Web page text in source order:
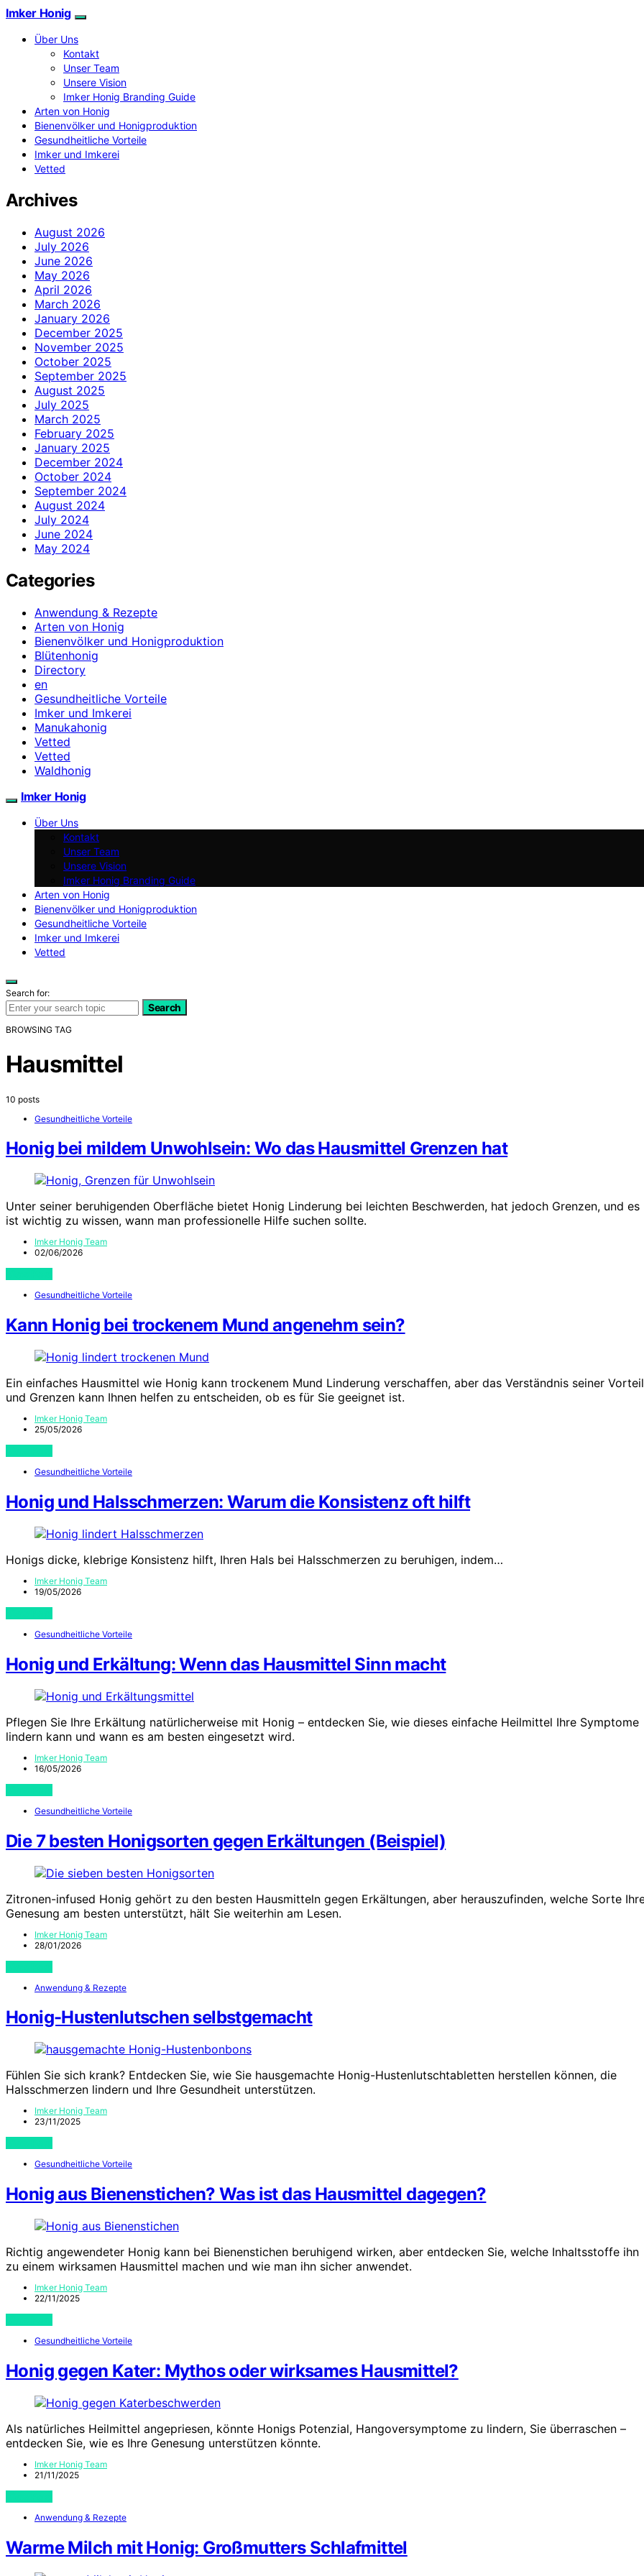
Imker Honig
Über Uns
Kontakt
Unser Team
Unsere Vision
Imker Honig Branding Guide
Arten von Honig
Bienenvölker und Honigproduktion
Gesundheitliche Vorteile
Imker und Imkerei
Vetted
Archives
August 2026
July 2026
June 2026
May 2026
April 2026
March 2026
January 2026
December 2025
November 2025
October 2025
September 2025
August 2025
July 2025
March 2025
February 2025
January 2025
December 2024
October 2024
September 2024
August 2024
July 2024
June 2024
May 2024
Categories
Anwendung & Rezepte
Arten von Honig
Bienenvölker und Honigproduktion
Blütenhonig
Directory
en
Gesundheitliche Vorteile
Imker und Imkerei
Manukahonig
Vetted
Vetted
Waldhonig
Imker Honig
Über Uns
Kontakt
Unser Team
Unsere Vision
Imker Honig Branding Guide
Arten von Honig
Bienenvölker und Honigproduktion
Gesundheitliche Vorteile
Imker und Imkerei
Vetted
Search for:
Search
BROWSING TAG
Hausmittel
10 posts
Gesundheitliche Vorteile
Honig bei mildem Unwohlsein: Wo das Hausmittel Grenzen hat
Unter seiner beruhigenden Oberfläche bietet Honig Linderung bei leichten Beschwerden, hat jedoch Grenzen, und es
ist wichtig zu wissen, wann man professionelle Hilfe suchen sollte.
Imker Honig Team
02/06/2026
Gesundheitliche Vorteile
Kann Honig bei trockenem Mund angenehm sein?
Ein einfaches Hausmittel wie Honig kann trockenem Mund Linderung verschaffen, aber das Verständnis seiner
und Grenzen kann Ihnen helfen zu entscheiden, ob es für Sie geeignet ist.
Imker Honig Team
25/05/2026
Gesundheitliche Vorteile
Honig und Halsschmerzen: Warum die Konsistenz oft hilft
Honigs dicke, klebrige Konsistenz hilft, Ihren Hals bei Halsschmerzen zu beruhigen, indem…
Imker Honig Team
19/05/2026
Gesundheitliche Vorteile
Honig und Erkältung: Wenn das Hausmittel Sinn macht
Pflegen Sie Ihre Erkältung natürlicherweise mit Honig – entdecken Sie, wie dieses einfache Heilmittel Ihre Symptome
lindern kann und wann es am besten eingesetzt wird.
Imker Honig Team
16/05/2026
Gesundheitliche Vorteile
Die 7 besten Honigsorten gegen Erkältungen (Beispiel)
Zitronen-infused Honig gehört zu den besten Hausmitteln gegen Erkältungen, aber herauszufinden, welche Sorte
Genesung am besten unterstützt, hält Sie weiterhin am Lesen.
Imker Honig Team
28/01/2026
Anwendung & Rezepte
Honig-Hustenlutschen selbstgemacht
Fühlen Sie sich krank? Entdecken Sie, wie Sie hausgemachte Honig-Hustenlutschtabletten herstellen können, die
Halsschmerzen lindern und Ihre Gesundheit unterstützen.
Imker Honig Team
23/11/2025
Gesundheitliche Vorteile
Honig aus Bienenstichen? Was ist das Hausmittel dagegen?
Richtig angewendeter Honig kann bei Bienenstichen beruhigend wirken, aber entdecken Sie, welche Inhaltsstoffe ihn
zu einem wirksamen Hausmittel machen und wie man ihn sicher anwendet.
Imker Honig Team
22/11/2025
Gesundheitliche Vorteile
Honig gegen Kater: Mythos oder wirksames Hausmittel?
Als natürliches Heilmittel angepriesen, könnte Honigs Potenzial, Hangoversymptome zu lindern, Sie überraschen –
entdecken Sie, wie es Ihre Genesung unterstützen könnte.
Imker Honig Team
21/11/2025
Anwendung & Rezepte
Warme Milch mit Honig: Großmutters Schlafmittel